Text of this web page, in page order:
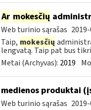
Ar mokesčių
Web turinio sąrašas
Taip, mokesčių
lengvatą. Taip pat bus
Metai (Archyvas): 2019
medienos produktai
Web turinio sąrašas